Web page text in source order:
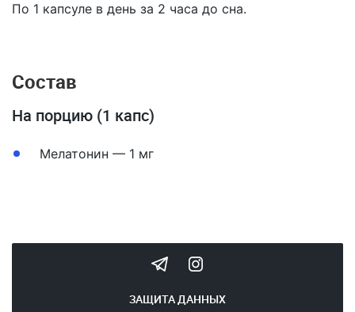
По 1 капсуле в день за 2 часа до сна.
Состав
На порцию (1 капс)
Мелатонин — 1 мг
ЗАЩИТА ДАННЫХ